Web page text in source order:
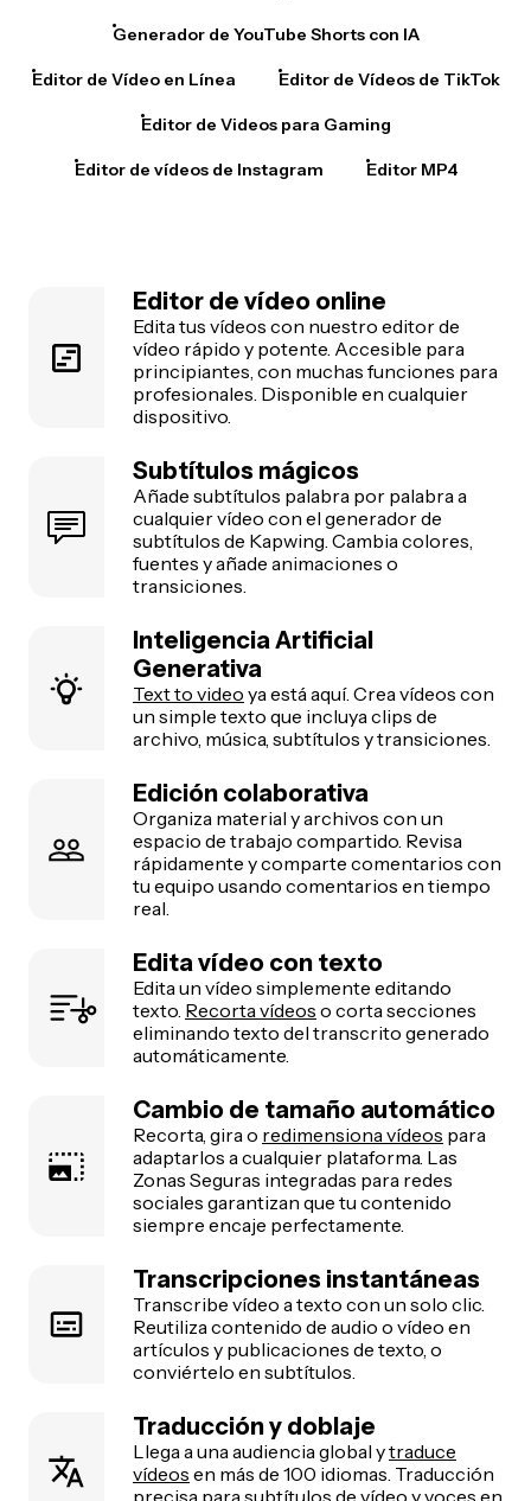
Generador de YouTube Shorts con IA
Editor de Vídeo en Línea Editor de Vídeos de TikTok
Editor de Videos para Gaming
Editor de vídeos de Instagram Editor MP4
Editor de vídeo online
Edita tus vídeos con nuestro editor de
vídeo rápido y potente. Accesible para
principiantes, con muchas funciones para
profesionales. Disponible en cualquier
dispositivo.
Subtítulos mágicos
Añade subtítulos palabra por palabra a
cualquier vídeo con el generador de
subtítulos de Kapwing. Cambia colores,
fuentes y añade animaciones o
transiciones.
Inteligencia Artificial
Generativa
Text to video ya está aquí. Crea vídeos con
un simple texto que incluya clips de
archivo, música, subtítulos y transiciones.
Edición colaborativa
Organiza material y archivos con un
espacio de trabajo compartido. Revisa
rápidamente y comparte comentarios con
tu equipo usando comentarios en tiempo
real.
Edita vídeo con texto
Edita un vídeo simplemente editando
texto. Recorta vídeos o corta secciones
eliminando texto del transcrito generado
automáticamente.
Cambio de tamaño automático
Recorta, gira o redimensiona vídeos para
adaptarlos a cualquier plataforma. Las
Zonas Seguras integradas para redes
sociales garantizan que tu contenido
siempre encaje perfectamente.
Transcripciones instantáneas
Transcribe vídeo a texto con un solo clic.
Reutiliza contenido de audio o vídeo en
artículos y publicaciones de texto, o
conviértelo en subtítulos.
Traducción y doblaje
Llega a una audiencia global ytraduce
vídeos en más de 100 idiomas. Traducción